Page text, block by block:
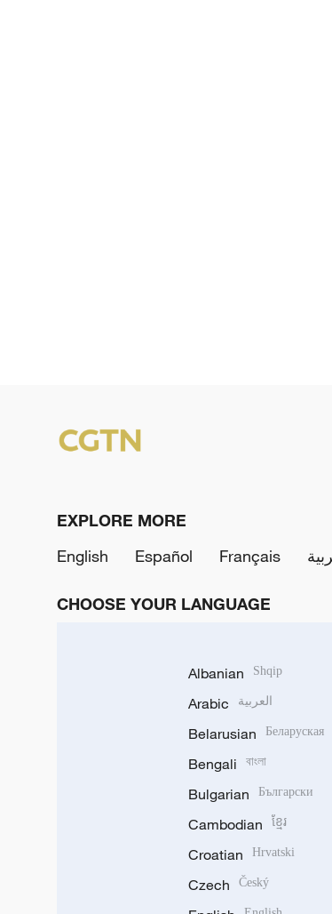
EXPLORE MORE
English
Español Français
CHOOSE YOUR LANGUAGE
Albanian Shqip
Arabic العربية
Belarusian Беларуская
Bengali বাংলা
Bulgarian Български
Cambodian ខ្មែរ
Croatian Hrvatski
Czech Český